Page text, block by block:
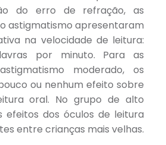
do erro de refração, as
astigmatismo apresentaram
na velocidade de leitura:
por minuto. Para as
moderado, os
ou nenhum efeito sobre
oral. No grupo de alto
efeitos dos óculos de leitura
entre crianças mais velhas.